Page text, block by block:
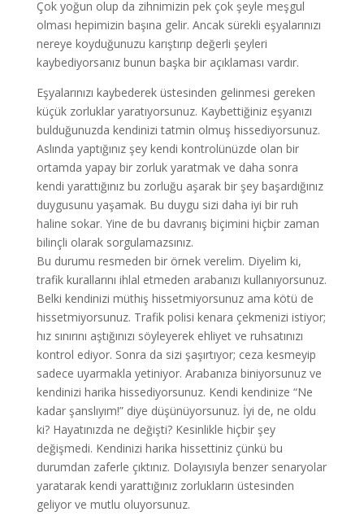
Çok yoğun olup da zihnimizin pek çok şeyle meşgul
olması hepimizin başına gelir. Ancak sürekli eşyalarınızı
nereye koyduğunuzu karıştırıp değerli şeyleri
kaybediyorsanız bunun başka bir açıklaması vardır.
Eşyalarınızı kaybederek üstesinden gelinmesi gereken
küçük zorluklar yaratıyorsunuz. Kaybettiğiniz eşyanızı
bulduğunuzda kendinizi tatmin olmuş hissediyorsunuz.
Aslında yaptığınız şey kendi kontrolünüzde olan bir
ortamda yapay bir zorluk yaratmak ve daha sonra
kendi yarattığınız bu zorluğu aşarak bir şey başardığınız
duygusunu yaşamak. Bu duygu sizi daha iyi bir ruh
haline sokar. Yine de bu davranış biçimini hiçbir zaman
bilinçli olarak sorgulamazsınız.
Bu durumu resmeden bir örnek verelim. Diyelim ki,
trafik kurallarını ihlal etmeden arabanızı kullanıyorsunuz.
Belki kendinizi müthiş hissetmiyorsunuz ama kötü de
hissetmiyorsunuz. Trafik polisi kenara çekmenizi istiyor;
hız sınırını aştığınızı söyleyerek ehliyet ve ruhsatınızı
kontrol ediyor. Sonra da sizi şaşırtıyor; ceza kesmeyip
sadece uyarmakla yetiniyor. Arabanıza biniyorsunuz ve
kendinizi harika hissediyorsunuz. Kendi kendinize “Ne
kadar şanslıyım!” diye düşünüyorsunuz. İyi de, ne oldu
ki? Hayatınızda ne değişti? Kesinlikle hiçbir şey
değişmedi. Kendinizi harika hissettiniz çünkü bu
durumdan zaferle çıktınız. Dolayısıyla benzer senaryolar
yaratarak kendi yarattığınız zorlukların üstesinden
geliyor ve mutlu oluyorsunuz.